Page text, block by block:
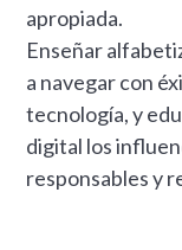
apropiada.
Enseñar
a navegar con
tecnología, y
digital los
responsables y